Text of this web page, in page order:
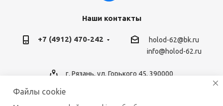
Наши контакты
+7 (4912) 470-242
holod-62@bk.ru
info@holod-62.ru
г. Рязань, ул. Горького 45, 390000
Файлы cookie